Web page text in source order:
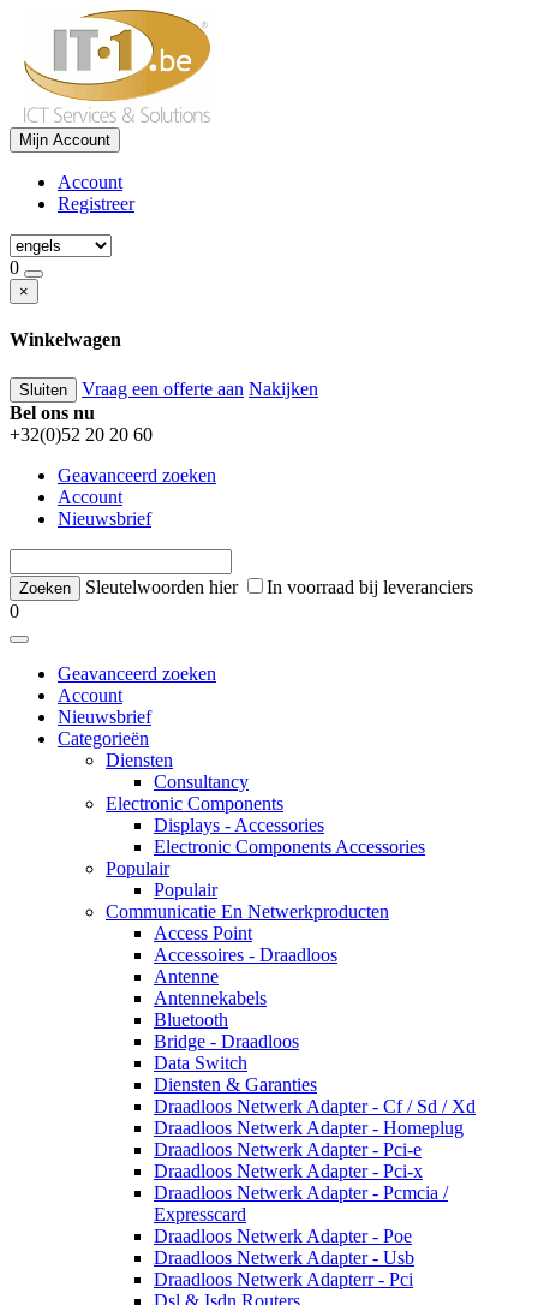
Mijn Account
Account
Registreer
0
×
Winkelwagen
Sluiten Vraag een offerte aan Nakijken
Bel ons nu
+32(0)52 20 20 60
Geavanceerd zoeken
Account
Nieuwsbrief
Sleutelwoorden hier
In voorraad bij leveranciers
0
Geavanceerd zoeken
Account
Nieuwsbrief
Categorieën
Diensten
Consultancy
Electronic Components
Displays - Accessories
Electronic Components Accessories
Populair
Populair
Communicatie En Netwerkproducten
Access Point
Accessoires - Draadloos
Antenne
Antennekabels
Bluetooth
Bridge - Draadloos
Data Switch
Diensten & Garanties
Draadloos Netwerk Adapter - Cf / Sd / Xd
Draadloos Netwerk Adapter - Homeplug
Draadloos Netwerk Adapter - Pci-e
Draadloos Netwerk Adapter - Pci-x
Draadloos Netwerk Adapter - Pcmcia /
Expresscard
Draadloos Netwerk Adapter - Poe
Draadloos Netwerk Adapter - Usb
Draadloos Netwerk Adapterr - Pci
Dsl & Isdn Routers